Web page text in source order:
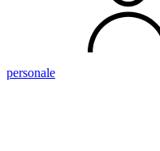
personale